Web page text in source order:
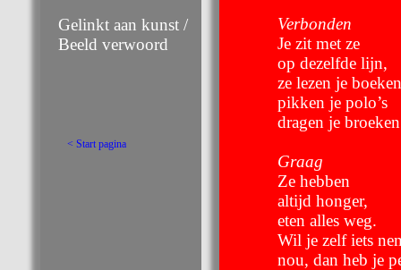
< Start pagina
Gelinkt aan kunst /
Beeld verwoord
Verbonden
Je zit met ze
op dezelfde lijn,
ze lezen je
pikken je polo’s
dragen je
Graag
Ze hebben
altijd honger,
eten alles weg.
Wil je zelf iets
nou, dan heb je